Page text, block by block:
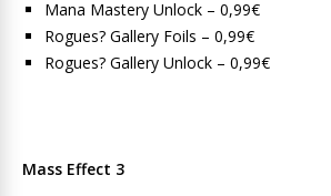
Mana Mastery Unlock – 0,99€
Rogues? Gallery Foils – 0,99€
Rogues? Gallery Unlock – 0,99€
Mass Effect 3